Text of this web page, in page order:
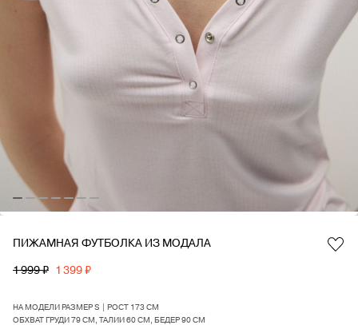
ПИЖАМНАЯ ФУТБОЛКА ИЗ МОДАЛА
1 999 ₽ 1 399 ₽
НА МОДЕЛИ РАЗМЕР S | РОСТ 173 СМ
ОБХВАТ ГРУДИ 79 СМ, ТАЛИИ 60 СМ, БЕДЕР 90 СМ